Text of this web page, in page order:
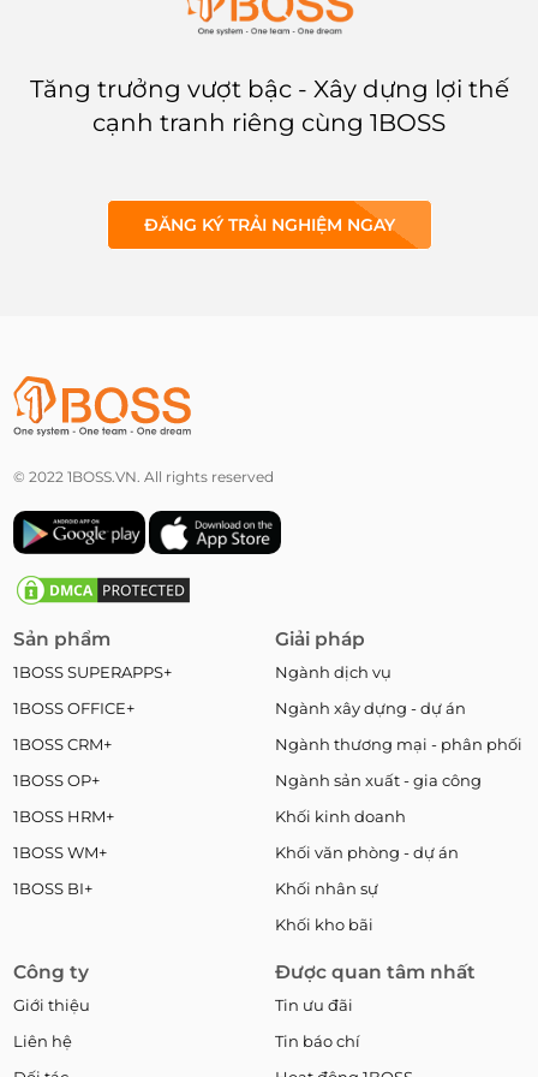
Tăng trưởng vượt bậc - Xây dựng lợi thế
cạnh tranh riêng cùng 1BOSS
ĐĂNG KÝ TRẢI NGHIỆM NGAY
© 2022 1BOSS.VN. All rights reserved
Sản phẩm
1BOSS SUPERAPPS+
1BOSS OFFICE+
1BOSS CRM+
1BOSS OP+
1BOSS HRM+
1BOSS WM+
1BOSS BI+
Giải pháp
Ngành dịch vụ
Ngành xây dựng - dự án
Ngành thương mại - phân phối
Ngành sản xuất - gia công
Khối kinh doanh
Khối văn phòng - dự án
Khối nhân sự
Khối kho bãi
Công ty
Giới thiệu
Liên hệ
Được quan tâm nhất
Tin ưu đãi
Tin báo chí